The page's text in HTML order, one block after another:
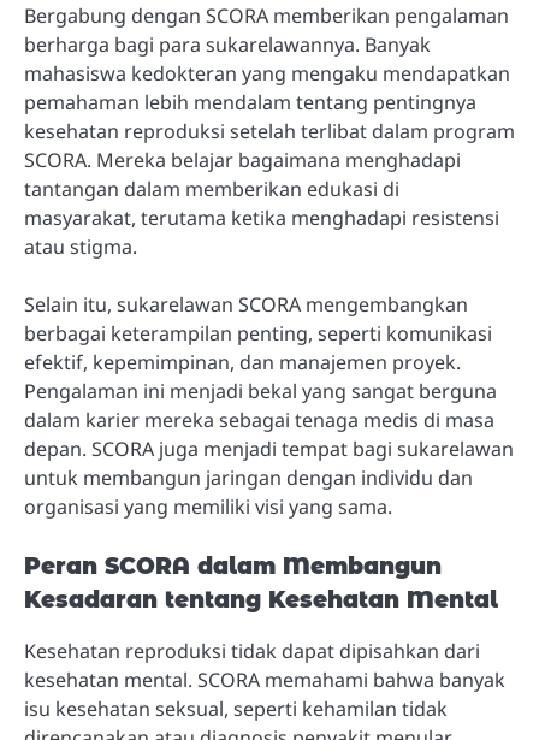
Bergabung dengan SCORA memberikan pengalaman
berharga bagi para sukarelawannya. Banyak
mahasiswa kedokteran yang mengaku mendapatkan
pemahaman lebih mendalam tentang pentingnya
kesehatan reproduksi setelah terlibat dalam program
SCORA. Mereka belajar bagaimana menghadapi
tantangan dalam memberikan edukasi di
masyarakat, terutama ketika menghadapi resistensi
atau stigma.
Selain itu, sukarelawan SCORA mengembangkan
berbagai keterampilan penting, seperti komunikasi
efektif, kepemimpinan, dan manajemen proyek.
Pengalaman ini menjadi bekal yang sangat berguna
dalam karier mereka sebagai tenaga medis di masa
depan. SCORA juga menjadi tempat bagi sukarelawan
untuk membangun jaringan dengan individu dan
organisasi yang memiliki visi yang sama.
Peran SCORA dalam Membangun
Kesadaran tentang Kesehatan Mental
Kesehatan reproduksi tidak dapat dipisahkan dari
kesehatan mental. SCORA memahami bahwa banyak
isu kesehatan seksual, seperti kehamilan tidak